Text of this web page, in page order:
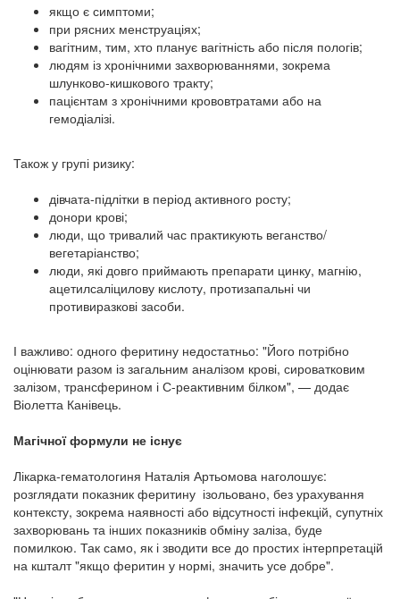
якщо є симптоми;
при рясних менструаціях;
вагітним, тим, хто планує вагітність або після пологів;
людям із хронічними захворюваннями, зокрема
шлунково-кишкового тракту;
пацієнтам з хронічними крововтратами або на
гемодіалізі.
Також у групі ризику:
дівчата-підлітки в період активного росту;
донори крові;
люди, що тривалий час практикують веганство/
вегетаріанство;
люди, які довго приймають препарати цинку, магнію,
ацетилсаліцилову кислоту, протизапальні чи
противиразкові засоби.
І важливо: одного феритину недостатньо: "Його потрібно
оцінювати разом із загальним аналізом крові, сироватковим
залізом, трансферином і С-реактивним білком", — додає
Віолетта Канівець.
Магічної формули не існує
Лікарка-гематологиня Наталія Артьомова наголошує:
розглядати показник феритину ізольовано, без урахування
контексту, зокрема наявності або відсутності інфекцій, супутніх
захворювань та інших показників обміну заліза, буде
помилкою. Так само, як і зводити все до простих інтерпретацій
на кшталт "якщо феритин у нормі, значить усе добре".